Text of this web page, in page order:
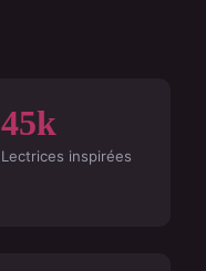
45k
Lectrices inspirées